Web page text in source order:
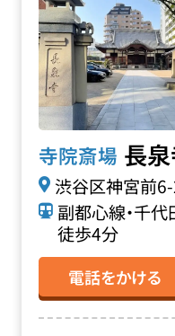
寺院斎場 長
渋谷区神宮前
副都心線・千代
徒歩4分
電話をかける